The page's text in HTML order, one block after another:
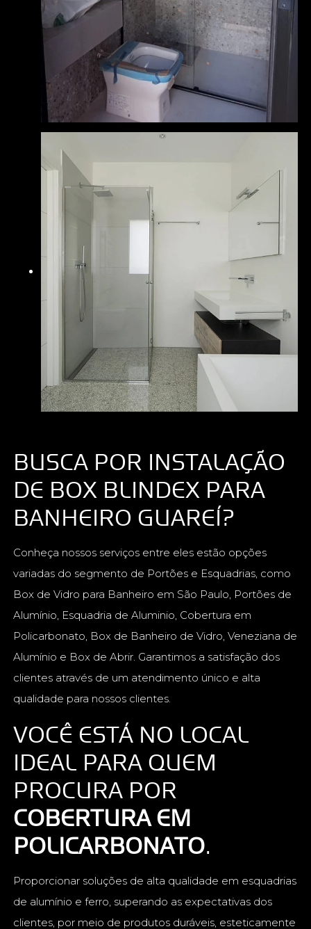
BUSCA POR INSTALAÇÃO
DE BOX BLINDEX PARA
BANHEIRO GUAREÍ?
Conheça nossos serviços entre eles estão opções
variadas do segmento de Portões e Esquadrias, como
Box de Vidro para Banheiro em São Paulo, Portões de
Alumínio, Esquadria de Aluminio, Cobertura em
Policarbonato, Box de Banheiro de Vidro, Veneziana de
Alumínio e Box de Abrir. Garantimos a satisfação dos
clientes através de um atendimento único e alta
qualidade para nossos clientes.
VOCÊ ESTÁ NO LOCAL
IDEAL PARA QUEM
PROCURA POR
COBERTURA EM
POLICARBONATO.
Proporcionar soluções de alta qualidade em esquadrias
de alumínio e ferro, superando as expectativas dos
clientes, por meio de produtos duráveis, esteticamente